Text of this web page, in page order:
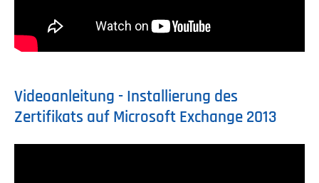
Videoanleitung - Installierung des
Zertifikats auf Microsoft Exchange 2013